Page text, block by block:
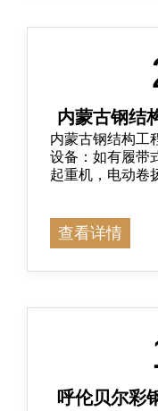
内蒙古钢结
内蒙古钢结构工
设备：如有履带
起重机，电动卷
砂轮
查看详情
呼伦贝尔彩